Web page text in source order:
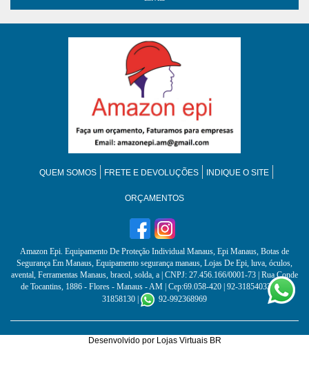
QUEM SOMOS FRETE E DEVOLUÇÕES INDIQUE O SITE
ORÇAMENTOS
Amazon Epi. Equipamento De Proteção Individual Manaus, Epi Manaus, Botas de
Segurança Em Manaus, Equipamento segurança manaus, Lojas De Epi, luva, óculos,
avental, Ferramentas Manaus, bracol, solda, a | CNPJ: 27.456.166/0001-73 | Rua Conde
de Tocantins, 1886 - Flores - Manaus - AM | Cep:69.058-420 | 92-31854033 / 92-
31858130 |
92-992368969
Desenvolvido por Lojas Virtuais BR